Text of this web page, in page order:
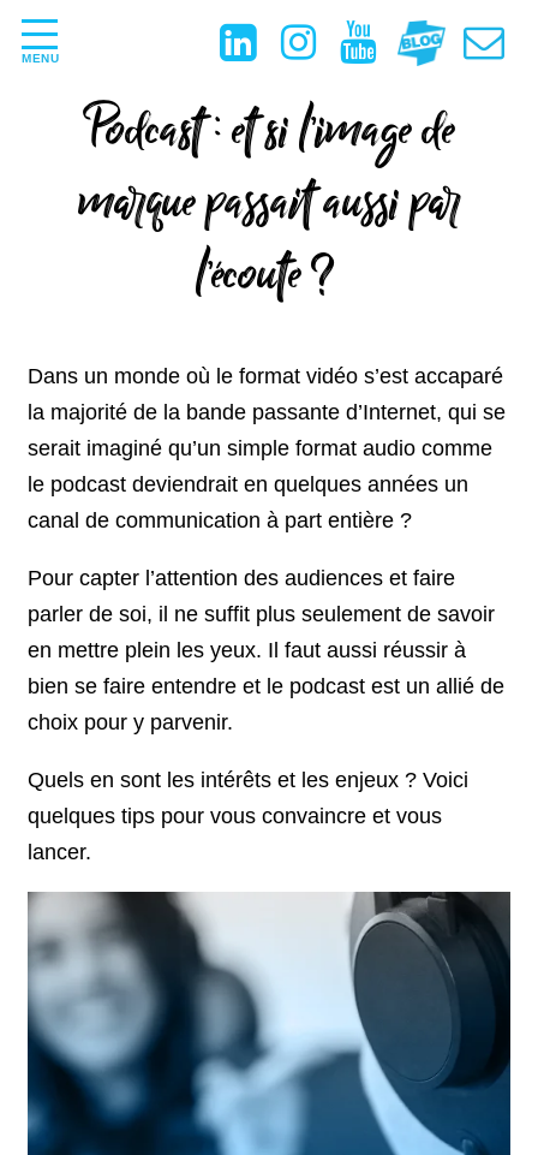
MENU
Podcast : et si l’image de
marque passait aussi par
l’écoute ?
Dans un monde où le format vidéo s’est accaparé
la majorité de la bande passante d’Internet, qui se
serait imaginé qu’un simple format audio comme
le podcast deviendrait en quelques années un
canal de communication à part entière ?
Pour capter l’attention des audiences et faire
parler de soi, il ne suffit plus seulement de savoir
en mettre plein les yeux. Il faut aussi réussir à
bien se faire entendre et le podcast est un allié de
choix pour y parvenir.
Quels en sont les intérêts et les enjeux ? Voici
quelques tips pour vous convaincre et vous
lancer.